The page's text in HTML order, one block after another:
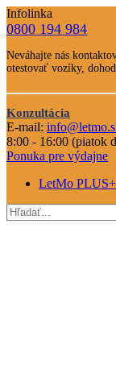
Infolinka
Telefone
číslo
0800 194 984
Text
Nevahajte
nás
kontaktovať
Neváhajte nás
otestovať vozíky,
Odkaz
na
konzultáciu
Konzultácia
E-mail:
8:00 - 16:00 (piatok
Ponuka pre výdajne
LetMo PLUS+